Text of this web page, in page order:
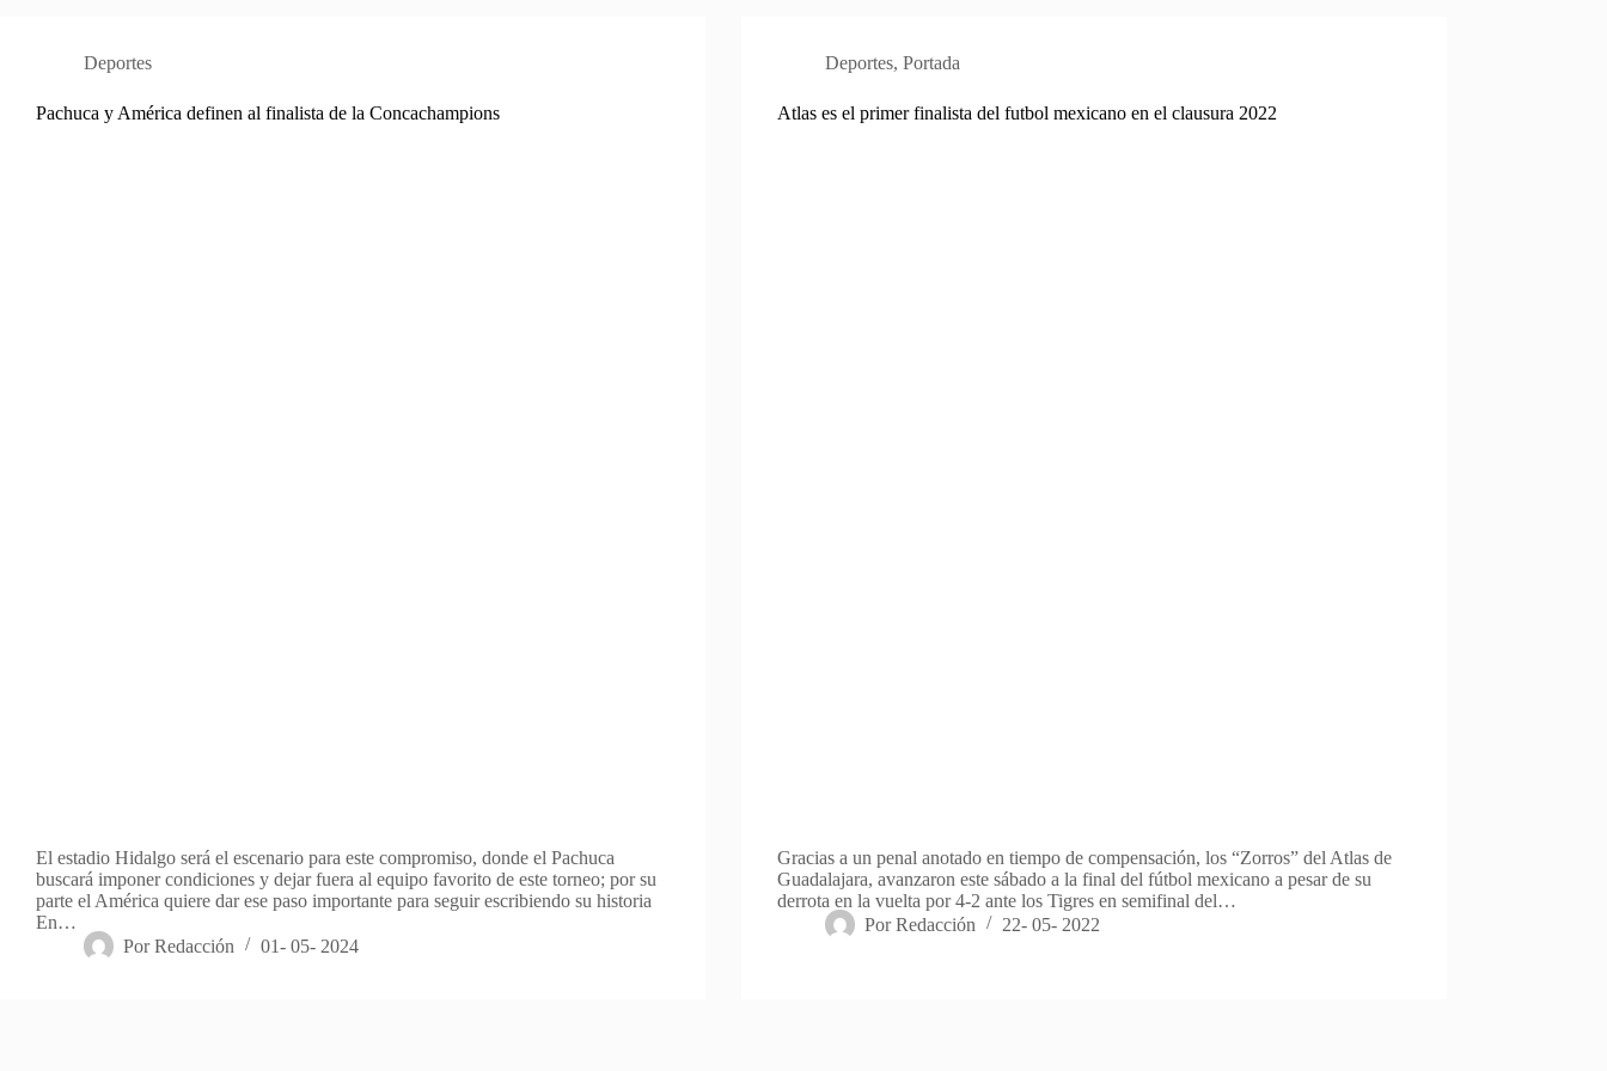
Deportes
Pachuca y América definen al finalista de la Concachampions
El estadio Hidalgo será el escenario para este compromiso, donde el Pachuca
buscará imponer condiciones y dejar fuera al equipo favorito de este torneo; por su
parte el América quiere dar ese paso importante para seguir escribiendo su historia
En…
Por Redacción 01- 05- 2024
Deportes, Portada
Atlas es el primer finalista del futbol mexicano en el clausura 2022
Gracias a un penal anotado en tiempo de compensación, los “Zorros” del Atlas de
Guadalajara, avanzaron este sábado a la final del fútbol mexicano a pesar de su
derrota en la vuelta por 4-2 ante los Tigres en semifinal del…
Por Redacción 22- 05- 2022